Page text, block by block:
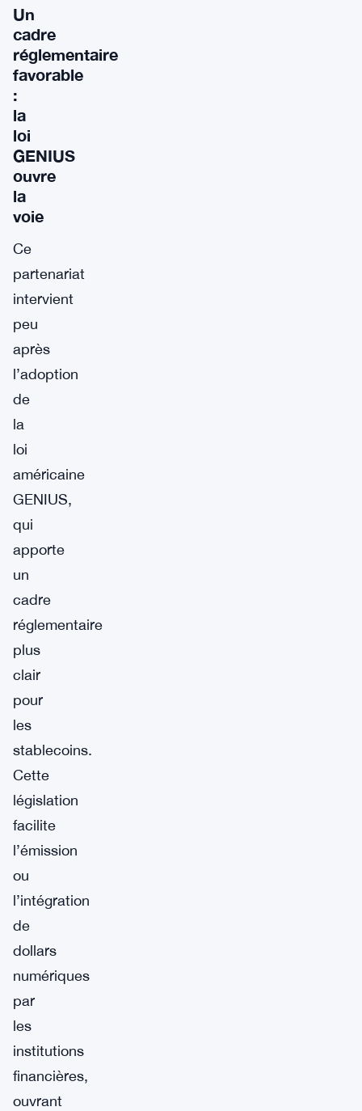
Un
cadre
réglementaire
favorable
:
la
loi
GENIUS
ouvre
la
voie
Ce
partenariat
intervient
peu
après
l’adoption
de
la
loi
américaine
GENIUS,
qui
apporte
un
cadre
réglementaire
plus
clair
pour
les
stablecoins.
Cette
législation
facilite
l’émission
ou
l’intégration
de
dollars
numériques
par
les
institutions
financières,
ouvrant